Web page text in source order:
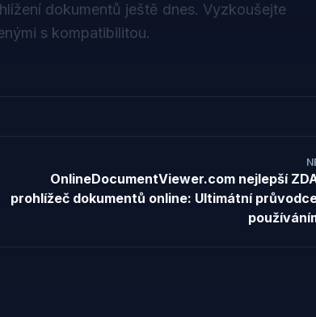
dokumentů ještě dnes. Vyzkoušejte
s kompatibilitou.
OnlineDocumentViewer.com nejlepší
prohlížeč dokumentů online: Ultimátní